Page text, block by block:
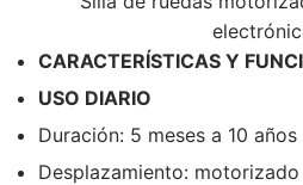
CARACTERÍSTICAS Y
USO DIARIO
Duración: 5 meses a 10 años
Desplazamiento: